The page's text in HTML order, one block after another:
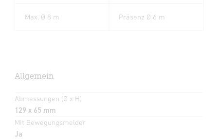
Max. Ø 8 m Präsenz Ø 6 m
Allgemein
Abmessungen (Ø x H)
129 x 65 mm
Mit Bewegungsmelder
Ja